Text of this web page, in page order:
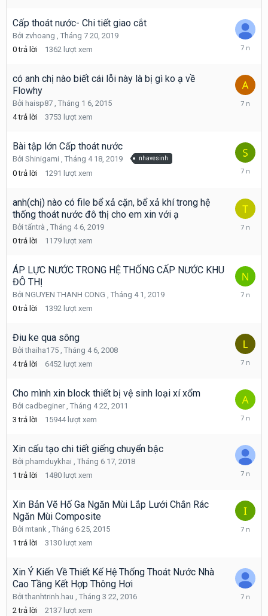
Cấp thoát nước- Chi tiết giao cắt
Bởi zvhoang , Tháng 7 20, 2019
0 trả lời 1362 lượt xem
Tháng
2019
có anh chị nào biết cái lỗi này là bị gì ko ạ về
Flowhy
Bởi haisp87 , Tháng 1 6, 2015
4 trả lời 3753 lượt xem
Tháng
Bài tập lớn Cấp thoát nước
Bởi Shinigami , Tháng 4 18, 2019 nhavesinh
0 trả lời 1291 lượt xem
Tháng
2019
anh(chị) nào có file bể xả cặn, bể xả khí trong hệ
thống thoát nước đô thị cho em xin với ạ
Bởitấntrà
Tháng 4 6, 2019
0 trả lời 1179 lượt xem
Tháng
ÁP LỰC NƯỚC TRONG HỆ THỐNG CẤP NƯỚC KHU
ĐÔ THỊ
Bởi NGUYEN THANH CONG
Tháng 4 1, 2019
0 trả lời 1392 lượt xem
Tháng
Điu ke qua sông
Bởithaiha175 Tháng 4 6, 2008
4 trả lời 6452 lượt xem
Tháng
2018
Cho mình xin block thiết bị vệ sinh loại xí xổm
Bởi cadbeginer Tháng 4 22, 2011
3 trả lời 15944 lượt xem
Tháng
2018
Xin cấu tạo chi tiết giếng chuyển bậc
Bởi phamduykhai
Tháng 6 17, 2018
1 trả lời 1480 lượt xem
Tháng
2018
Xin Bản Vẽ Hố Ga Ngăn Mùi Lắp Lưới Chắn Rác
Ngăn Mùi Composite
Bởi mtank
Tháng 6 25, 2015
1 trả lời 3130 lượt xem
Tháng
Xin Ý Kiến Về Thiết Kế Hệ Thống Thoát Nước Nhà
Cao Tầng Kết Hợp Thông Hơi
Bởithanhtrinh.hau
Tháng 3 22, 2016
2 trả lời 2137 lượt xem
Tháng